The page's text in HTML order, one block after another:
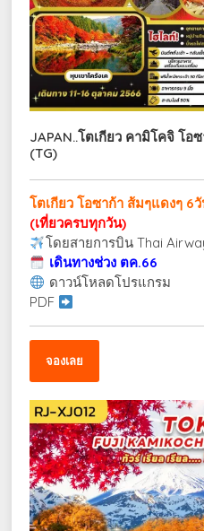
JAPAN..โตเกียว คามิโคจิ โ
(TG)
โตเกียว โอซาก้า ส้มๆแดงๆ 6
(เที่ยวครบทุกวัน)
โดยสายการบิน Thai
เดินทางช่วง ตค.66
ดาวน์โหลดโปรแกรม
PDF
จองเลย